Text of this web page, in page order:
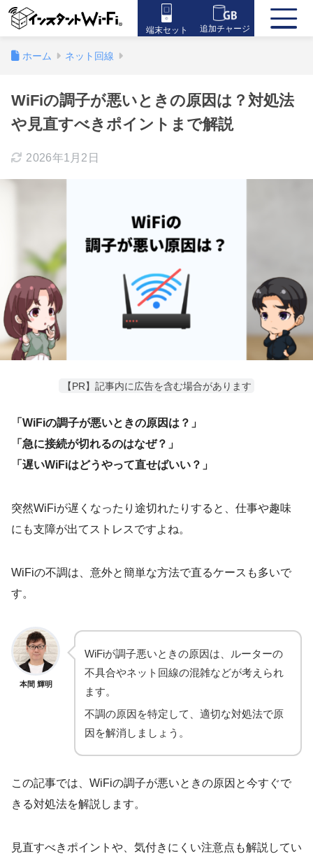
端末セット 追加チャージ
ホーム ネット回線
WiFiの調子が悪いときの原因は？対処法
や見直すべきポイントまで解説
2026年1月2日
【PR】記事内に広告を含む場合があります
「WiFiの調子が悪いときの原因は？」
「急に接続が切れるのはなぜ？」
「遅いWiFiはどうやって直せばいい？」
突然WiFiが遅くなったり途切れたりすると、仕事や趣味
にも支障が出てストレスですよね。
WiFiの不調は、意外と簡単な方法で直るケースも多いで
す。
本間 輝明
WiFiが調子悪いときの原因は、ルーターの
不具合やネット回線の混雑などが考えられ
ます。
不調の原因を特定して、適切な対処法で原
因を解消しましょう。
この記事では、WiFiの調子が悪いときの原因と今すぐで
きる対処法を解説します。
見直すべきポイントや、気付きにくい注意点も解説してい